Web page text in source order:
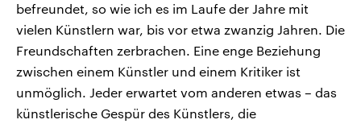
befreundet, so wie ich es im Laufe der Jahre mit
vielen Künstlern war, bis vor etwa zwanzig Jahren. Die
Freundschaften zerbrachen. Eine enge Beziehung
zwischen einem Künstler und einem Kritiker ist
unmöglich. Jeder erwartet vom anderen etwas – das
künstlerische Gespür des Künstlers, die